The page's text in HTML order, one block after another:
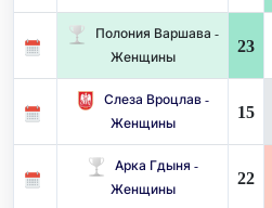
Полония Варшава -
Женщины
23
Слеза Вроцлав -
Женщины
15
Арка Гдыня -
Женщины
22